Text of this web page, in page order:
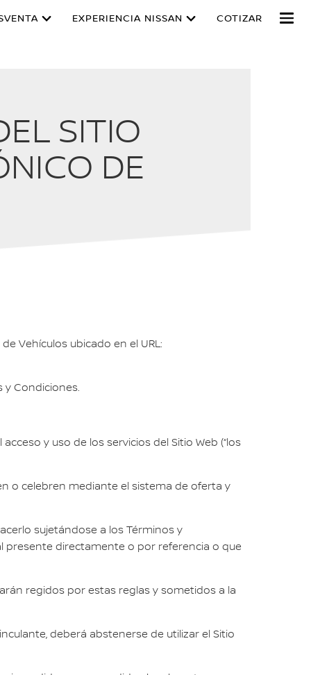
EXPERIENCIA NISSAN COTIZAR
SITIO
DE
Vehículos ubicado en el URL:
y Condiciones.
y uso de los servicios del Sitio Web (“los
o celebren mediante el sistema de oferta y
sujetándose a los Términos y
presente directamente o por referencia o que
regidos por estas reglas y sometidos a la
deberá abstenerse de utilizar el Sitio